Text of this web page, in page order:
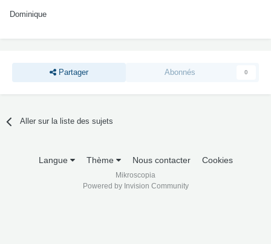
Dominique
Partager Abonnés 0
Aller sur la liste des sujets
Langue Thème Nous contacter Cookies
Mikroscopia
Powered by Invision Community